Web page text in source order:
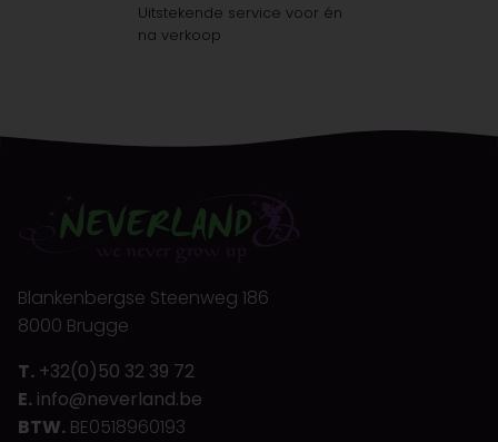
Uitstekende service voor én
na verkoop
Blankenbergse Steenweg 186
8000 Brugge
T. +32(0)50 32 39 72
E. info@neverland.be
BTW. BE0518960193